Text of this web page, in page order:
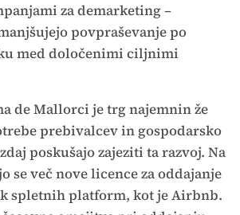
za demarketing –
povpraševanje po
med določenimi ciljnimi
de Mallorci je trg najemnin že
prebivalcev in gospodarsko
poskušajo zajeziti ta razvoj. Na
se več nove licence za oddajanje
spletnih platform, kot je Airbnb.